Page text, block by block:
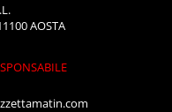
AOSTA